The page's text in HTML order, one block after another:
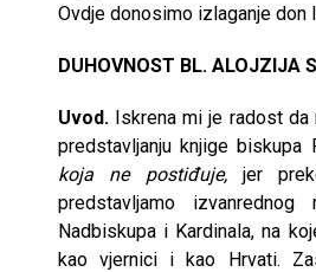
Ovdje donosimo izlaganje don
DUHOVNOST BL. ALOJZIJA
Uvod. Iskrena mi je radost da
predstavljanju knjige biskupa
koja ne postiđuje,jer
predstavljamo izvanrednog
Nadbiskupa i Kardinala, na
kao vjernici i kao Hrvati.